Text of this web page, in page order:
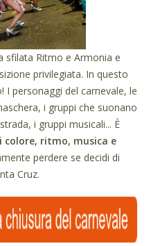
sfilata Ritmo e Armonia e
privilegiata. In questo
I personaggi del carnevale, le
i gruppi che suonano
i gruppi musicali... È
colore, ritmo, musica e
perdere se decidi di
Cruz.